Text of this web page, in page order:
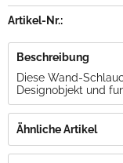
Artikel-Nr.:
Beschreibung
Diese Wand-
Designobjekt und
Ähnliche Artikel